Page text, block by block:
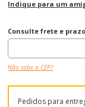
Indique para um
Consulte frete e
Não sabe o CEP?
Pedidos para